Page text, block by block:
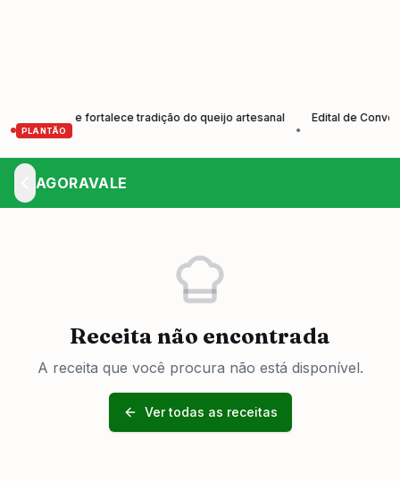
PLANTÃO
e fortalece tradição do queijo artesanal
Edital de
AGORAVALE
Receita não encontrada
A receita que você procura não está disponível.
Ver todas as receitas